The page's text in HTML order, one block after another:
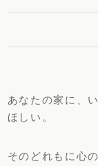
あなたの家に、
ほしい。
そのどれもに心